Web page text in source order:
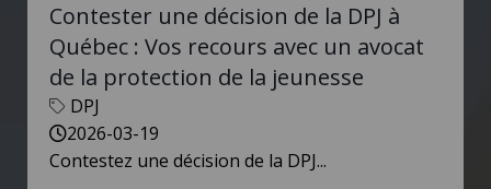
Contester une décision de la DPJ à
Québec : Vos recours avec un avocat
de la protection de la jeunesse
DPJ
2026-03-19
Contestez une décision de la DPJ...